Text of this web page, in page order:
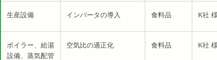
生産設備 インバータの導入 食料品 K社
ボイラー、給湯
設備、蒸気配管
空気比の適正化 食料品 K社